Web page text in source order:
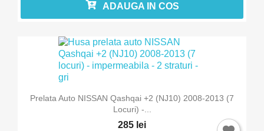
ADAUGA IN COS
Prelata Auto NISSAN Qashqai +2 (NJ10) 2008-2013 (7
Locuri) -...
285 lei